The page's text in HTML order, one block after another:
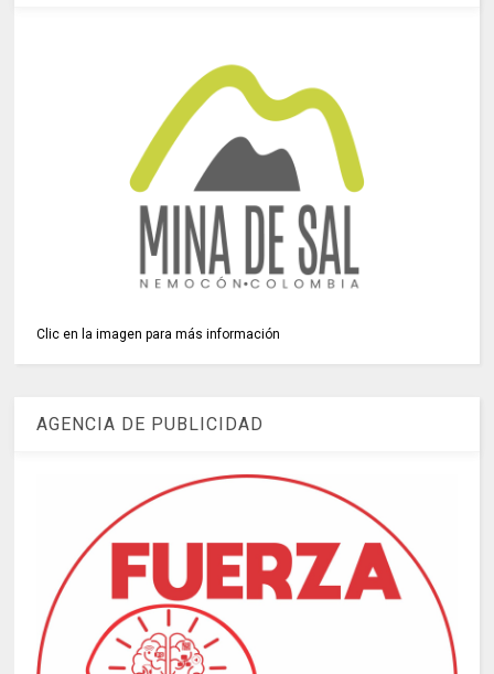
Clic en la imagen para más información
AGENCIA DE PUBLICIDAD